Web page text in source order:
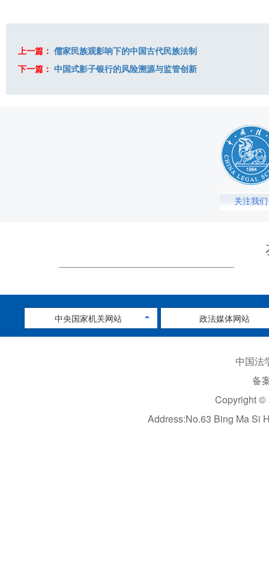
上一篇： 儒家民族观影响下的中国古代民族法制
下一篇： 中国式影子银行的风险溯源与监管创新
关注我们
中央国家机关网站 政法媒体网站
中国法
备
Copyright ©
Address:No.63 Bing Ma Si